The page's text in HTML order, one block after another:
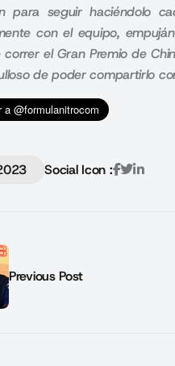
para seguir haciéndolo
con el equipo,
el Gran Premio de
de poder compartirlo
Social Icon :
Previous Post